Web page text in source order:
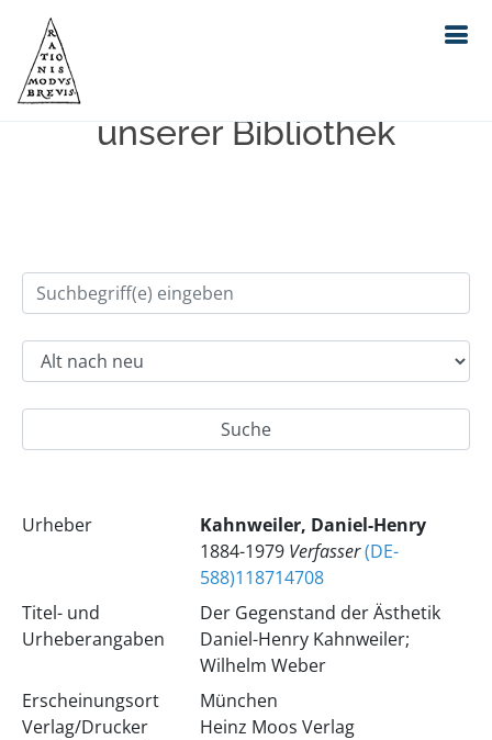
Einfache Suche im Bestand
unserer Bibliothek
Urheber
Kahnweiler, Daniel-Henry
1884-1979 Verfasser(DE-
588)118714708
Titel- und
Urheberangaben
Der Gegenstand der Ästhetik
Daniel-Henry Kahnweiler;
Wilhelm Weber
Erscheinungsort
Verlag/Drucker
München
Heinz Moos Verlag